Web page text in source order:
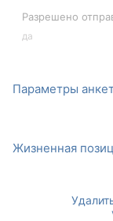
Разрешено
да
Параметры
Жизненная